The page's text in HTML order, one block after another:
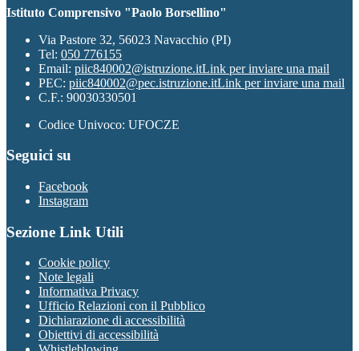
Istituto Comprensivo "Paolo Borsellino"
Via Pastore 32, 56023 Navacchio (PI)
Tel: 050 776155
Email: piic840002@istruzione.itLink per inviare una mail
PEC: piic840002@pec.istruzione.itLink per inviare una mail
C.F.: 90030330501
Codice Univoco: UFOCZE
Seguici su
Facebook
Instagram
Sezione Link Utili
Cookie policy
Note legali
Informativa Privacy
Ufficio Relazioni con il Pubblico
Dichiarazione di accessibilità
Obiettivi di accessibilità